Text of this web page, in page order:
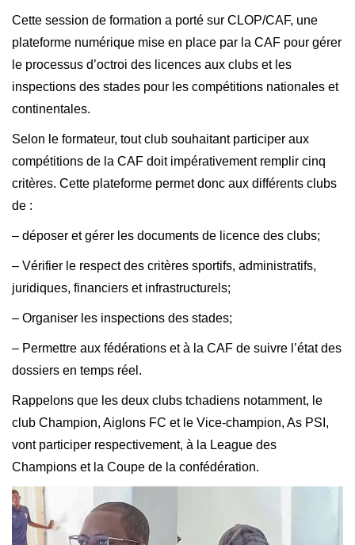
Cette session de formation a porté sur CLOP/CAF, une
plateforme numérique mise en place par la CAF pour gérer
le processus d’octroi des licences aux clubs et les
inspections des stades pour les compétitions nationales et
continentales.
Selon le formateur, tout club souhaitant participer aux
compétitions de la CAF doit impérativement remplir cinq
critères. Cette plateforme permet donc aux différents clubs
de :
– déposer et gérer les documents de licence des clubs;
– Vérifier le respect des critères sportifs, administratifs,
juridiques, financiers et infrastructurels;
– Organiser les inspections des stades;
– Permettre aux fédérations et à la CAF de suivre l’état des
dossiers en temps réel.
Rappelons que les deux clubs tchadiens notamment, le
club Champion, Aiglons FC et le Vice-champion, As PSI,
vont participer respectivement, à la League des
Champions et la Coupe de la confédération.